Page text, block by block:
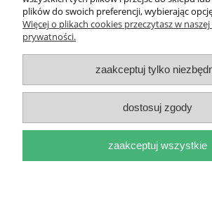
Informacje
O nas
pokaż pełną wersję
Sklep internetowy Shoper.pl
plików do swoich preferencji, wybierając
Więcej o plikach cookies przeczytasz w
prywatności.
zaakceptuj tylko
dostosuj zgody
zaakceptuj wszystkie